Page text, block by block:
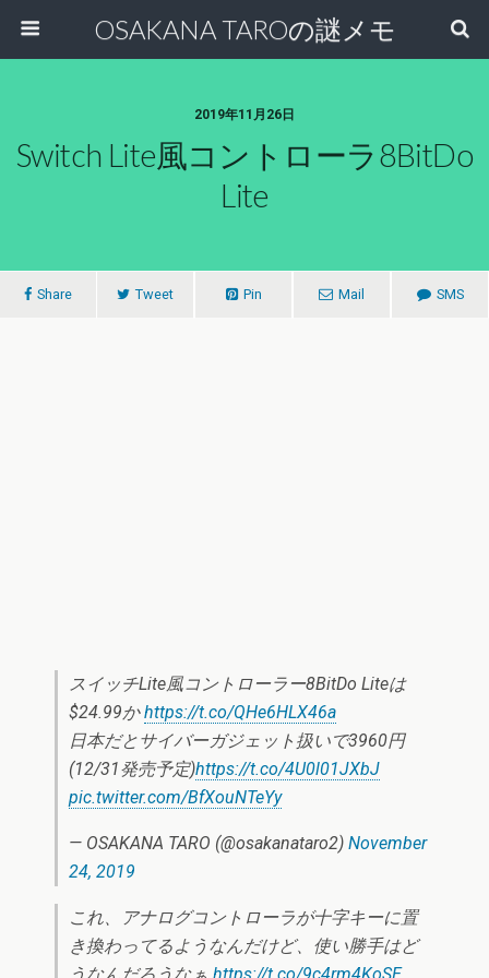
OSAKANA TAROの謎メモ
2019年11月26日
Switch Lite風コントローラ8BitDo
Lite
Share Tweet Pin Mail SMS
スイッチLite風コントローラー8BitDo Liteは
$24.99かhttps://t.co/QHe6HLX46a
日本だとサイバーガジェット扱いで3960円
(12/31発売予定)https://t.co/4U0l01JXbJ
pic.twitter.com/BfXouNTeYy
— OSAKANA TARO (@osakanataro2) November
24, 2019
これ、アナログコントローラが十字キーに置
き換わってるようなんだけど、使い勝手はど